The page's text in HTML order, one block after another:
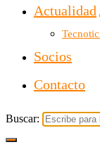
Actualidad
Socios
Contacto
Buscar: